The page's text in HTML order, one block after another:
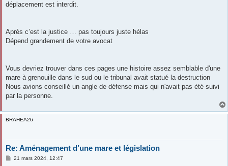
déplacement est interdit.
Après c’est la justice … pas toujours juste hélas
Dépend grandement de votre avocat
Vous devriez trouver dans ces pages une histoire assez semblable d'une
mare à grenouille dans le sud ou le tribunal avait statué la destruction
Nous avions conseillé un angle de défense mais qui n'avait pas été suivi
par la personne.
BRAHEA26
Re: Aménagement d’une mare et législation
M21 mars 2024, 12:47